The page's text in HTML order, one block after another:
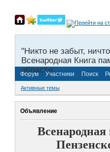
"Никто не забыт,
Всенародная Книга
области.
Форум Участники Поиск
Активные темы
Объявление